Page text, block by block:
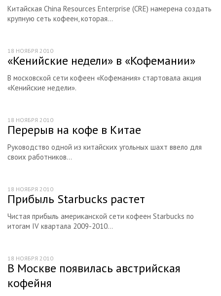
Китайская China Resources Enterprise (CRE) намерена создать
крупную сеть кофеен, которая...
«Кенийские недели» в «Кофемании»
В московской сети кофеен «Кофемания» стартовала акция
«Кенийские недели».
18 НОЯБРЯ 2010
Перерыв на кофе в Китае
Руководство одной из китайских угольных шахт ввело для
своих работников...
18 НОЯБРЯ 2010
Прибыль Starbucks растет
Чистая прибыль американской сети кофеен Starbucks по
итогам IV квартала 2009-2010...
18 НОЯБРЯ 2010
В Москве появилась австрийская
кофейня
18 НОЯБРЯ 2010